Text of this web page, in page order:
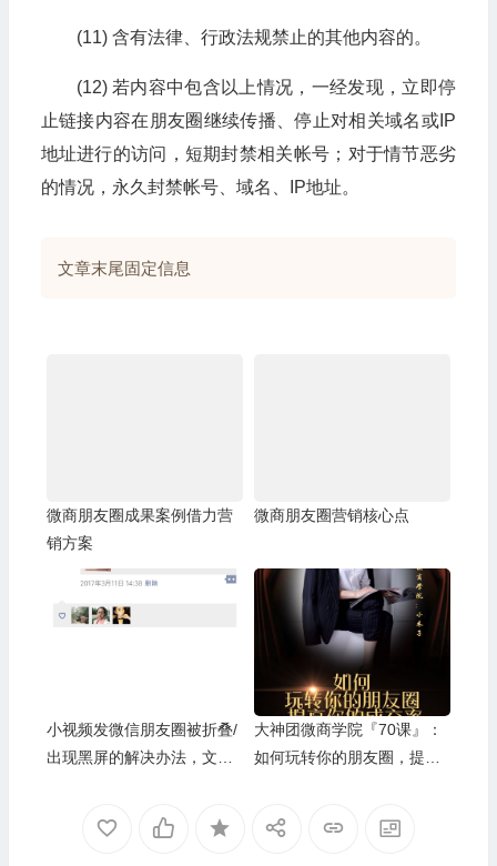
(11) 含有法律、行政法规禁止的其他内容的。
(12) 若内容中包含以上情况，一经发现，立即停
止链接内容在朋友圈继续传播、停止对相关域名或IP
地址进行的访问，短期封禁相关帐号；对于情节恶劣
的情况，永久封禁帐号、域名、IP地址。
文章末尾固定信息
微商朋友圈成果案例借力营
销方案
微商朋友圈营销核心点
小视频发微信朋友圈被折叠/
出现黑屏的解决办法，文案
大神团微商学院『70课』：
如何玩转你的朋友圈，提高